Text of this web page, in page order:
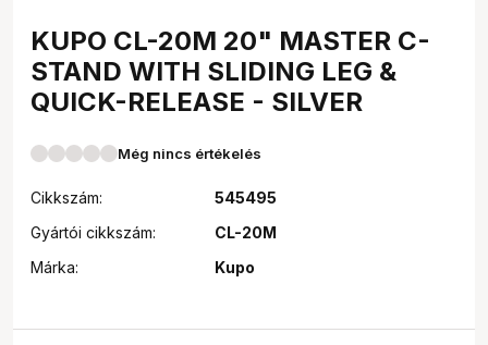
KUPO CL-20M 20" MASTER C-
STAND WITH SLIDING LEG &
QUICK-RELEASE - SILVER
Még nincs értékelés
Cikkszám:
545495
Gyártói cikkszám:
CL-20M
Márka:
Kupo